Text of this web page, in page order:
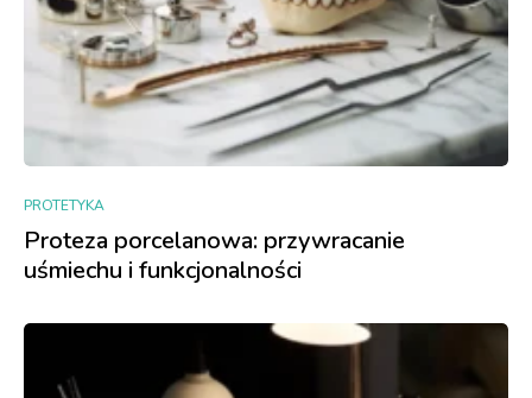
PROTETYKA
Proteza porcelanowa: przywracanie
uśmiechu i funkcjonalności